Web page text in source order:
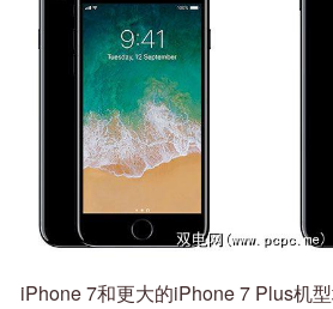
iPhone 7和更大的iPhone 7 Plus机